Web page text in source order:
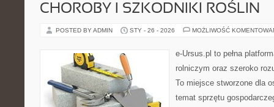
CHOROBY I SZKODNIKI ROŚLIN
POSTED BY ADMIN STY - 26 - 2026 MOŻLIWOŚĆ
e-Ursus.pl to pełna
rolniczym oraz szeroko
To miejsce stworzone dla
temat sprzętu